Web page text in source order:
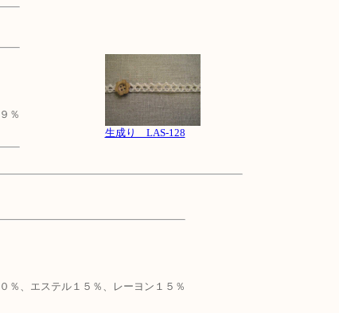
％
生成り LAS-128
％、エステル１５％、レーヨン１５％